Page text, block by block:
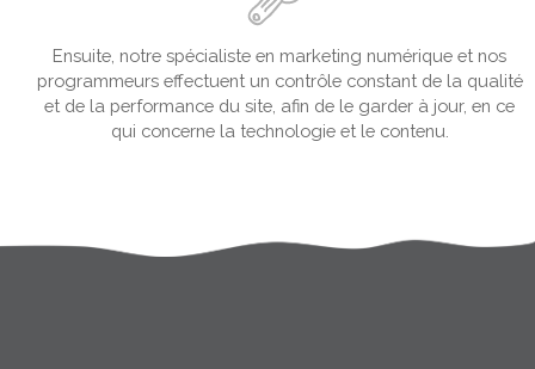
Ensuite, notre spécialiste en marketing numérique et nos
programmeurs effectuent un contrôle constant de la qualité
et de la performance du site, afin de le garder à jour, en ce
qui concerne la technologie et le contenu.